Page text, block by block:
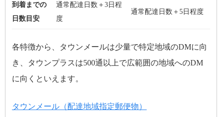
到着までの
日数目安
通常配達日数＋ 3 日程
度
通常配達日数＋ 5 日程度
各特徴から、タウンメールは少量で特定地域のDMに向
き、タウンプラスは500通以上で広範囲の地域へのDM
に向くといえます。
タウンメール（配達地域指定郵便物）